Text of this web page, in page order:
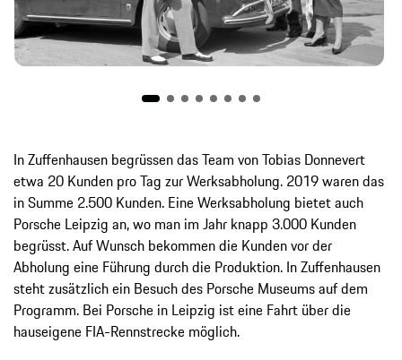
In Zuffenhausen begrüssen das Team von Tobias Donnevert
etwa 20 Kunden pro Tag zur Werksabholung. 2019 waren das
in Summe 2.500 Kunden. Eine Werksabholung bietet auch
Porsche Leipzig an, wo man im Jahr knapp 3.000 Kunden
begrüsst. Auf Wunsch bekommen die Kunden vor der
Abholung eine Führung durch die Produktion. In Zuffenhausen
steht zusätzlich ein Besuch des Porsche Museums auf dem
Programm. Bei Porsche in Leipzig ist eine Fahrt über die
hauseigene FIA-Rennstrecke möglich.